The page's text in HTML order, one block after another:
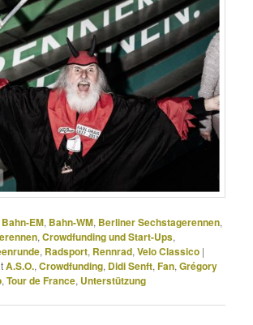
Bahn-EM, Bahn-WM, Berliner Sechstagerennen,
,Crowdfunding und Start-Ups,
, Radsport, Rennrad,Velo Classico |
A.S.O.,Crowdfunding, Didi Senft,Fan,Grégory
,Tour de France, Unterstützung